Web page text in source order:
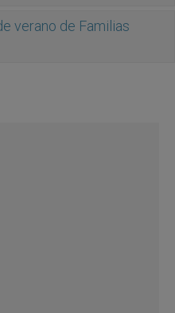
verano de Familias